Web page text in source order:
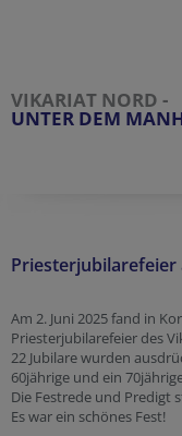
VIKARIAT NORD -
UNTER DEM
Priesterjubilarefeier
Am 2. Juni 2025 fand in
Priesterjubilarefeier des
22 Jubilare wurden
60jährige und ein
Die Festrede und Predigt
Es war ein schönes Fest!